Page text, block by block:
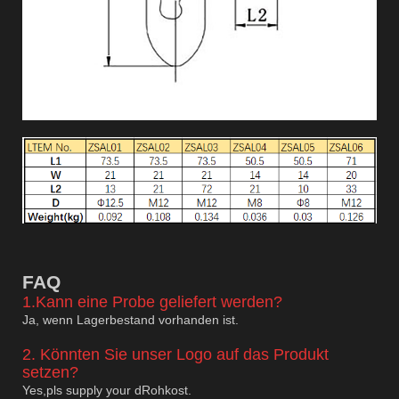
FAQ
1.Kann eine Probe geliefert werden?
Ja, wenn Lagerbestand vorhanden ist.
2. Könnten Sie unser Logo auf das Produkt
setzen?
Yes,pls supply your dRohkost.